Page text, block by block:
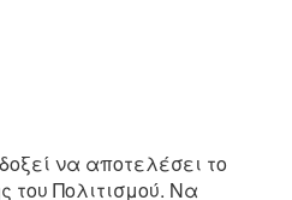
να αποτελέσει το
του Πολιτισμού. Να